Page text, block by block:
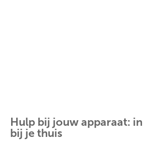
Hulp bij jouw apparaat:
bij je thuis